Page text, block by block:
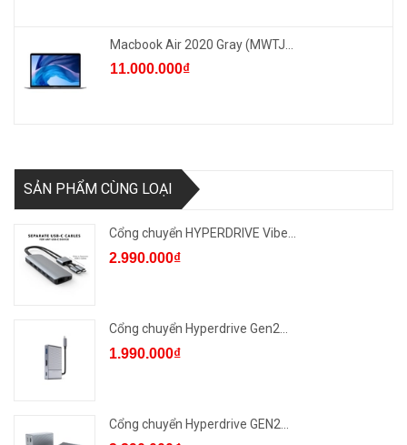
Macbook Air 2020 Gray (MWTJ...
11.000.000₫
SẢN PHẨM CÙNG LOẠI
Cổng chuyển HYPERDRIVE Vibe...
2.990.000₫
Cổng chuyển Hyperdrive Gen2...
1.990.000₫
Cổng chuyển Hyperdrive GEN2...